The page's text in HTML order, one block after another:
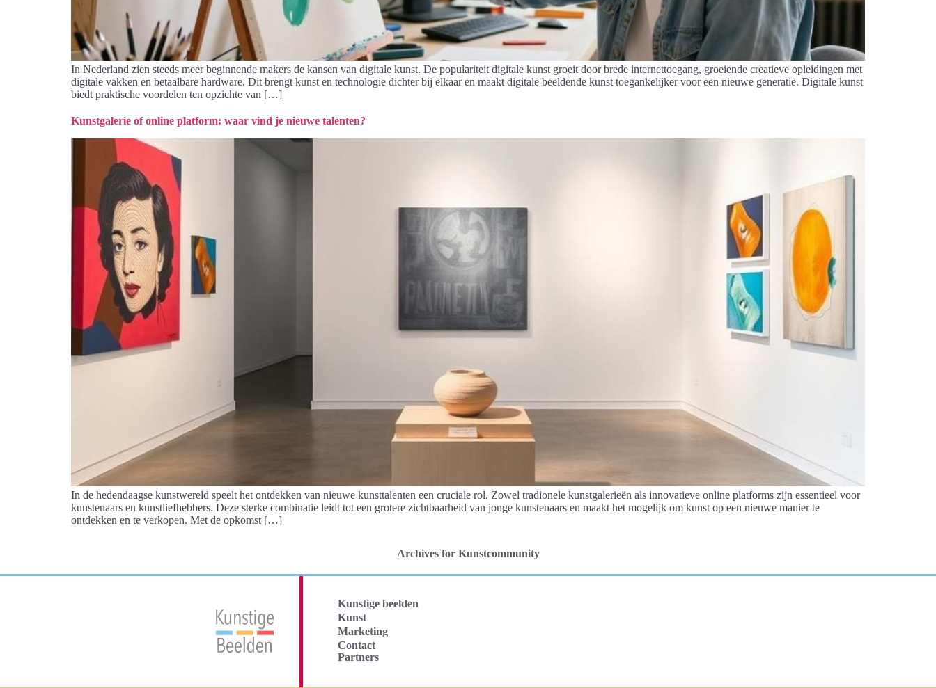
In Nederland zien steeds meer beginnende makers de kansen van digitale kunst. De populariteit digitale kunst groeit door brede internettoegang, groeiende creatieve opleidingen met
digitale vakken en betaalbare hardware. Dit brengt kunst en technologie dichter bij elkaar en maakt digitale beeldende kunst toegankelijker voor een nieuwe generatie. Digitale kunst
biedt praktische voordelen ten opzichte van […]
Kunstgalerie of online platform: waar vind je nieuwe talenten?
In de hedendaagse kunstwereld speelt het ontdekken van nieuwe kunsttalenten een cruciale rol. Zowel tradionele kunstgalerieën als innovatieve online platforms zijn essentieel voor
kunstenaars en kunstliefhebbers. Deze sterke combinatie leidt tot een grotere zichtbaarheid van jonge kunstenaars en maakt het mogelijk om kunst op een nieuwe manier te
ontdekken en te verkopen. Met de opkomst […]
Archives for Kunstcommunity
Kunstige beelden
Kunst
Marketing
Contact
Partners